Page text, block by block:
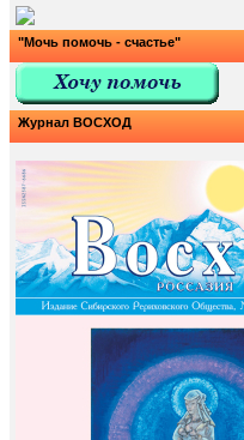
"Мочь помочь - счастье"
Журнал ВОСХОД